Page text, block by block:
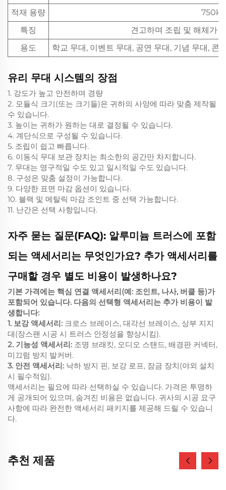
적재 용량
특징
견고하며 조립 및 해체가
용도
학교 무대, 이벤트 무대, 공연 무대, 기념 무대,
유리 무대 시스템의 장점
1. 강도가 높고 안전하며 경량
2. 모듈식 크기(또는 크기들)은 귀하의 사양에 따라 맞춤 제작될
수 있습니다.
3. 높이는 귀하가 원하는 대로 결정될 수 있습니다.
4. 계단식으로 구성될 수 있습니다.
5. 조립이 쉽고 빠릅니다.
6. 이동식 무대 보관 장치는 최소한의 공간만 차지합니다.
7. 무대는 영구적일 수도 있고 일시적일 수도 있습니다.
8. 구성은 맞춤 설정이 가능합니다.
9. 다양한 표면 마감 옵션이 있습니다.
10. 블랙 및 메탈릭 마감 조인트 중 선택 가능합니다.
11. 난간은 선택 사항입니다.
자주 묻는 질문(FAQ): 알루미늄 트러스에 포함
되는 액세서리는 무엇인가요? 추가 액세서리를
구매할 경우 별도 비용이 발생하나요?
기본 가격에는 핵심 연결 액세서리(예: 조인트, 나사, 버클 등)가
포함되어 있습니다. 다음의 선택형 액세서리는 추가 비용이 발
생합니다:
1. 보강 액세서리: 크로스 브레이스, 대각선 브레이스, 상부 지지
대(장스팬 시공 시 트러스 안정성을 향상시킴).
2. 기능성 액세서리: 조명 브래킷, 오디오 스탠드, 배경판 커넥터,
미끄럼 방지 발커버.
3. 안전 액세서리: 낙하 방지 핀, 보강 로프, 잠금 장치(야외 설치
시 필수적임).
액세서리는 필요에 따라 선택하실 수 있습니다. 가격은 투명하
게 공개되어 있으며, 숨겨진 비용은 없습니다. 귀사의 시공 요구
사항에 따라 완전한 액세서리 패키지를 제공해 드릴 수 있습니
다.
추천 제품